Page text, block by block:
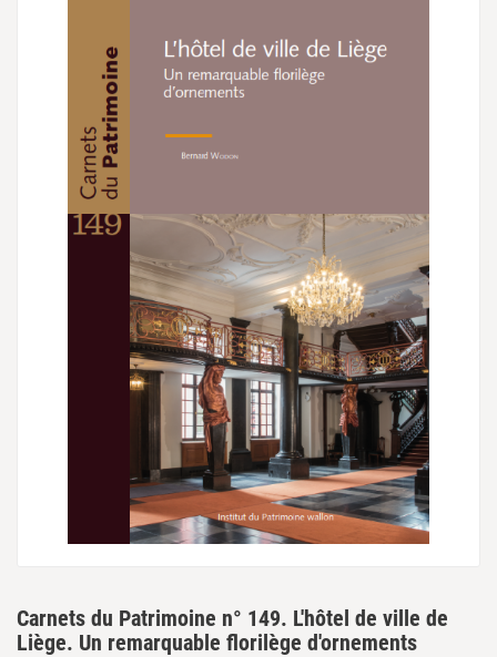
Carnets du Patrimoine n° 149. L'hôtel de ville de
Liège. Un remarquable florilège d'ornements